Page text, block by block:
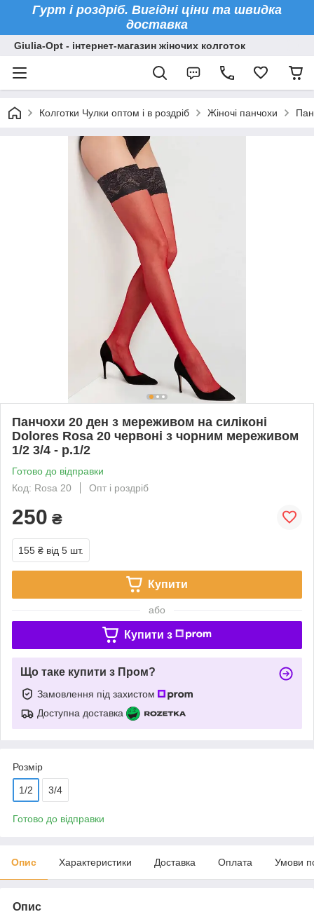
Гурт і роздріб. Вигідні ціни та швидка
доставка
Giulia-Opt - інтернет-магазин жіночих колготок
Колготки Чулки оптом і в роздріб Жіночі панчохи
Панчохи 20 ден з мереживом на силіконі
Dolores Rosa 20 червоні з чорним мереживом
1/2 3/4 - р.1/2
Готово до відправки
Код: Rosa 20
Опт і роздріб
250 ₴
155 ₴ від 5 шт.
Купити
або
Купити з
Що таке купити з Пром?
Замовлення під захистом
Доступна доставка
Розмір
1/2 3/4
Готово до відправки
Опис Характеристики Доставка Оплата Умови
Опис